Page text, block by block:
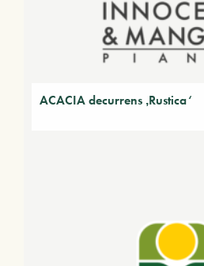
ACACIA decurrens ‚Rustica‘